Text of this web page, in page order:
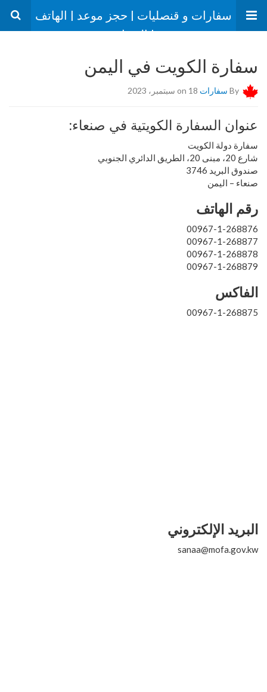
سفارات و قنصليات | حجز موعد | الهاتف
| العنوان
سفارة الكويت في اليمن
By سفارات
عنوان السفارة الكويتية في صنعاء:
سفارة دولة الكويت
شارع 20، مبنى 20، الطريق الدائري الجنوبي
صندوق البريد 3746
صنعاء – اليمن
رقم الهاتف
00967-1-268876
00967-1-268877
00967-1-268878
00967-1-268879
الفاكس
00967-1-268875
البريد الإلكتروني
sanaa@mofa.gov.kw